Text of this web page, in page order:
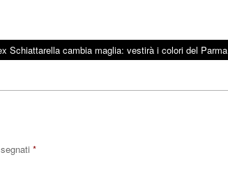
Schiattarella cambia maglia: vestirà i colori del Parma
*